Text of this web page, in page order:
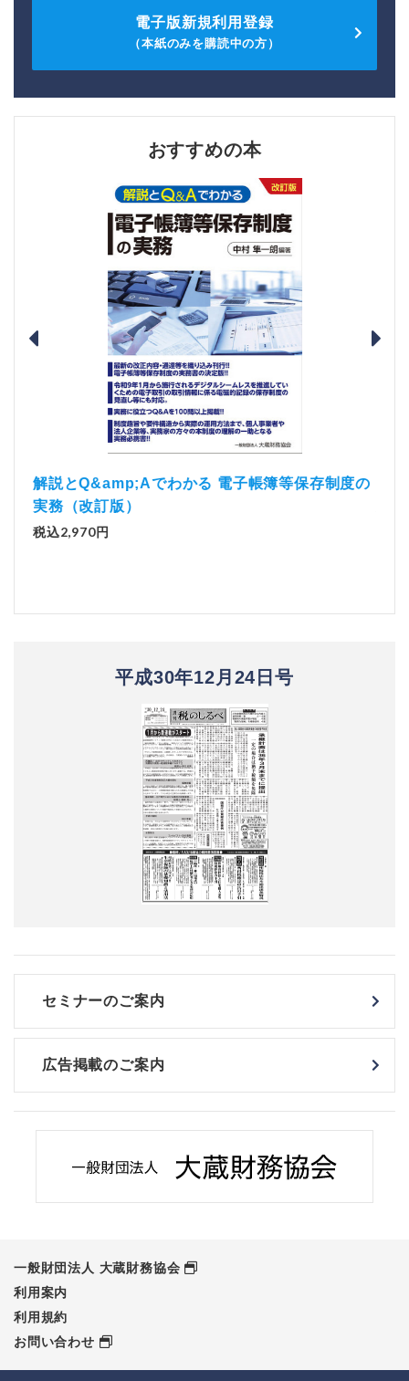
電子版新規利用登録
（本紙のみを購読中の方）
おすすめの本
解説とQ&amp;Aでわかる 電子帳簿等保存制度の
実務（改訂版）
税込2,970円
平成30年12月24日号
セミナーのご案内
広告掲載のご案内
一般財団法人 大蔵財務協会
利用案内
利用規約
お問い合わせ